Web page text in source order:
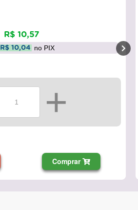
R$ 10,57
R$ 10,04 no PIX
+
Comprar